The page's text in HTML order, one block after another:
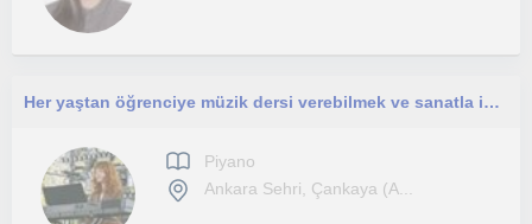
Her yaştan öğrenciye müzik dersi verebilmek ve sanatla iç içe bir deneyim sunmayı umuyorum!
Piyano
Ankara Sehri, Çankaya (A...